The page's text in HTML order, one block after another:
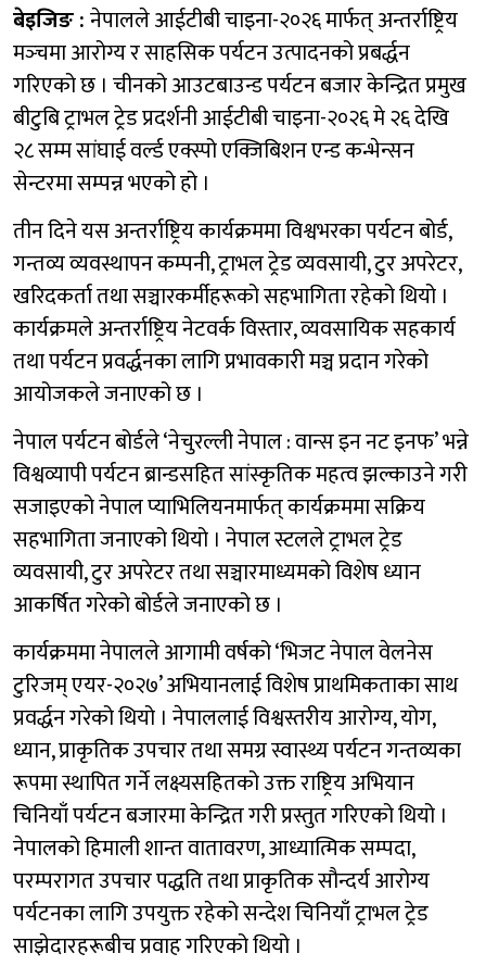
बेइजिङ :नेपालले आईटीबी चाइना-२०२६ मार्फत् अन्तर्राष्ट्रिय
मञ्‍चमा आरोग्य र साहसिक पर्यटन उत्पादनको प्रबर्द्धन
गरिएको छ । चीनको आउटबाउन्ड पर्यटन बजार केन्द्रित प्रमुख
बीटुबि ट्राभल ट्रेड प्रदर्शनी आईटीबी चाइना-२०२६ मे २६ देखि
२८ सम्म सांघाई वर्ल्ड एक्स्पो एक्जिबिशन एन्ड कन्भेन्सन
सेन्टरमा सम्पन्न भएको हो ।
तीन दिने यस अन्तर्राष्ट्रिय कार्यक्रममा विश्वभरका पर्यटन बोर्ड,
गन्तव्य व्यवस्थापन कम्पनी, ट्राभल ट्रेड व्यवसायी, टुर अपरेटर,
खरिदकर्ता तथा सञ्चारकर्मीहरूको सहभागिता रहेको थियो ।
कार्यक्रमले अन्तर्राष्ट्रिय नेटवर्क विस्तार, व्यवसायिक सहकार्य
तथा पर्यटन प्रवर्द्धनका लागि प्रभावकारी मञ्च प्रदान गरेको
आयोजकले जनाएको छ ।
नेपाल पर्यटन बोर्डले ‘नेचुरल्ली नेपाल : वान्स इन नट इनफ’ भन्ने
विश्वव्यापी पर्यटन ब्रान्डसहित सांस्कृतिक महत्व झल्काउने गरी
सजाइएको नेपाल प्याभिलियनमार्फत् कार्यक्रममा सक्रिय
सहभागिता जनाएको थियो । नेपाल स्टलले ट्राभल ट्रेड
व्यवसायी, टुर अपरेटर तथा सञ्चारमाध्यमको विशेष ध्यान
आकर्षित गरेको बोर्डले जनाएको छ ।
कार्यक्रममा नेपालले आगामी वर्षको ‘भिजट नेपाल वेलनेस
टुरिजम् एयर-२०२७’ अभियानलाई विशेष प्राथमिकताका साथ
प्रवर्द्धन गरेको थियो । नेपाललाई विश्वस्तरीय आरोग्य, योग,
ध्यान, प्राकृतिक उपचार तथा समग्र स्वास्थ्य पर्यटन गन्तव्यका
रूपमा स्थापित गर्ने लक्ष्यसहितको उक्त राष्ट्रिय अभियान
चिनियाँ पर्यटन बजारमा केन्द्रित गरी प्रस्तुत गरिएको थियो ।
नेपालको हिमाली शान्त वातावरण, आध्यात्मिक सम्पदा,
परम्परागत उपचार पद्धति तथा प्राकृतिक सौन्दर्य आरोग्य
पर्यटनका लागि उपयुक्त रहेको सन्देश चिनियाँ ट्राभल ट्रेड
साझेदारहरूबीच प्रवाह गरिएको थियो ।